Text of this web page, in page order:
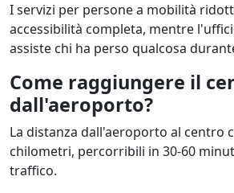
I servizi per persone a mobilità
accessibilità completa, mentre
assiste chi ha perso qualcosa
Come raggiungere il
dall'aeroporto?
La distanza dall'aeroporto al centro
chilometri, percorribili in 30-60
traffico.